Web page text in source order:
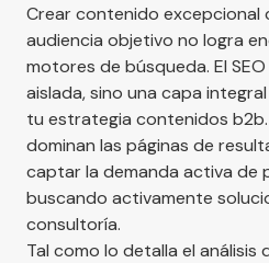
Crear contenido excepcional
audiencia objetivo no logra
motores de búsqueda. El
aislada, sino una capa
tu estrategia contenidos
dominan las páginas de
captar la demanda activa de
buscando activamente
consultoría.
Tal como lo detalla el análisis